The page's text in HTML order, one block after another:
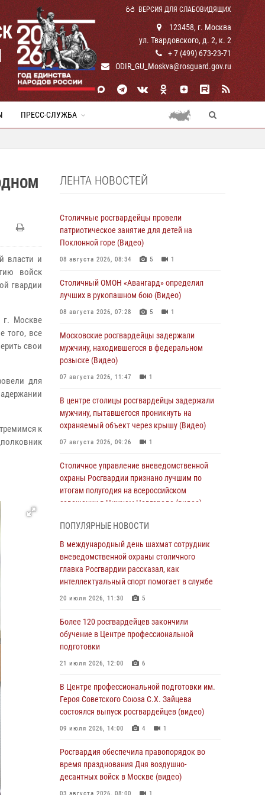
ВЕРСИЯ ДЛЯ СЛАБОВИДЯЩИХ
123458, г. Москва
ул. Твардовского, д. 2, к. 2
+ 7 (499) 673-23-71
ODIR_GU_Moskva@rosguard.gov.ru
ПРЕСС-СЛУЖБА
власти и
войск
гвардии
г. Москве
того, все
свои
для
к
ЛЕНТА НОВОСТЕЙ
Столичные росгвардейцы провели
патриотическое занятие для детей на
Поклонной горе (Видео)
08 августа 2026, 08:34 5 1
Столичный ОМОН «Авангард» определил
лучших в рукопашном бою (Видео)
08 августа 2026, 07:28 5 1
Московские росгвардейцы задержали
мужчину, находившегося в федеральном
розыске (Видео)
07 августа 2026, 11:47 1
В центре столицы росгвардейцы задержали
мужчину, пытавшегося проникнуть на
охраняемый объект через крышу (Видео)
07 августа 2026, 09:26 1
Столичное управление вневедомственной
охраны Росгвардии признано лучшим по
итогам полугодия на всероссийском
совещании в Нижнем Новгороде (видео)
Столичные росгвардейцы задержали троих
мужчин, устроивших пьяный дебош в баре
(видео)
06 августа 2026, 11:20 1
безопасность на футбольном матче в Москве
обеспечила Росгвардия (видео)
06 августа 2026, 08:30
мужчину, устроившего дебош в букмекерской
конторе (Видео)
05 августа 2026, 12:39 1
безопасность проведения футбольного матча
Кубка России (Видео)
05 августа 2026, 12:35 1
ПОПУЛЯРНЫЕ НОВОСТИ
В международный день шахмат сотрудник
вневедомственной охраны столичного
главка Росгвардии рассказал, как
интеллектуальный спорт помогает в службе
20 июля 2026, 11:30 5
Более 120 росгвардейцев закончили
обучение в Центре профессиональной
подготовки
21 июля 2026, 12:00 6
В Центре профессиональной подготовки им.
Героя Советского Союза С.Х. Зайцева
состоялся выпуск росгвардейцев (видео)
09 июля 2026, 14:00 4 1
Росгвардия обеспечила правопорядок во
время празднования Дня воздушно-
десантных войск в Москве (видео)